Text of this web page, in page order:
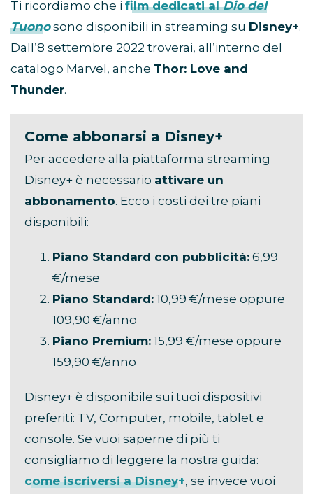
Ti ricordiamo che i film dedicati alDio del
Tuonosono disponibili in streaming su Disney+.
Dall’8 settembre 2022 troverai, all’interno del
catalogo Marvel, anche Thor: Love and
Thunder.
Come abbonarsi a Disney+
Per accedere alla piattaforma streaming
Disney+ è necessario attivare un
abbonamento. Ecco i costi dei tre piani
disponibili:
Piano Standard con pubblicità: 6,99
€/mese
Piano Standard: 10,99 €/mese oppure
109,90 €/anno
Piano Premium: 15,99 €/mese oppure
159,90 €/anno
Disney+ è disponibile sui tuoi dispositivi
preferiti: TV, Computer, mobile, tablet e
console. Se vuoi saperne di più ti
consigliamo di leggere la nostra guida:
come iscriversi a Disney+, se invece vuoi